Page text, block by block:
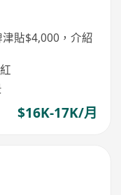
貼$4,000，介紹
$16K-17K/月